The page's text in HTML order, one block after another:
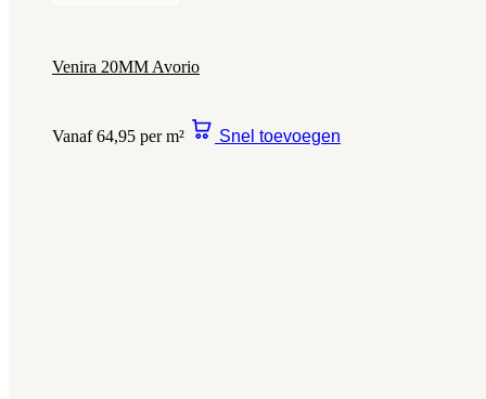
Venira 20MM Avorio
Vanaf 64,95 per m² Snel toevoegen